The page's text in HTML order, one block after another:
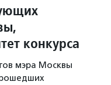
конкурса
мэра Москвы